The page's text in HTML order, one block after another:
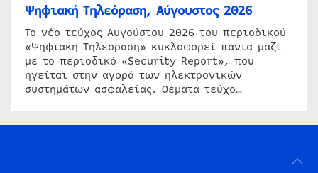
Ψηφιακή Τηλεόραση, Αύγουστος 2026
Το νέο τεύχος Αυγούστου 2026 του περιοδικού
«Ψηφιακή Τηλεόραση» κυκλοφορεί πάντα μαζί
με το περιοδικό «Security Report», που
ηγείται στην αγορά των ηλεκτρονικών
συστημάτων ασφαλείας. Θέματα τεύχο…